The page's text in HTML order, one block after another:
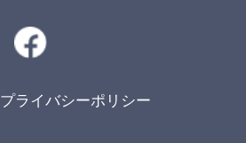
プライバシーポリシー